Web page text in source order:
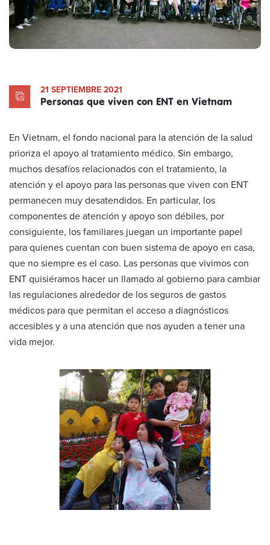
21 SEPTIEMBRE 2021
Personas que viven con ENT en Vietnam
En Vietnam, el fondo nacional para la atención de la salud
prioriza el apoyo al tratamiento médico. Sin embargo,
muchos desafíos relacionados con el tratamiento, la
atención y el apoyo para las personas que viven con ENT
permanecen muy desatendidos. En particular, los
componentes de atención y apoyo son débiles, por
consiguiente, los familiares juegan un importante papel
para quienes cuentan con buen sistema de apoyo en casa,
que no siempre es el caso. Las personas que vivimos con
ENT quisiéramos hacer un llamado al gobierno para cambiar
las regulaciones alrededor de los seguros de gastos
médicos para que permitan el acceso a diagnósticos
accesibles y a una atención que nos ayuden a tener una
vida mejor.